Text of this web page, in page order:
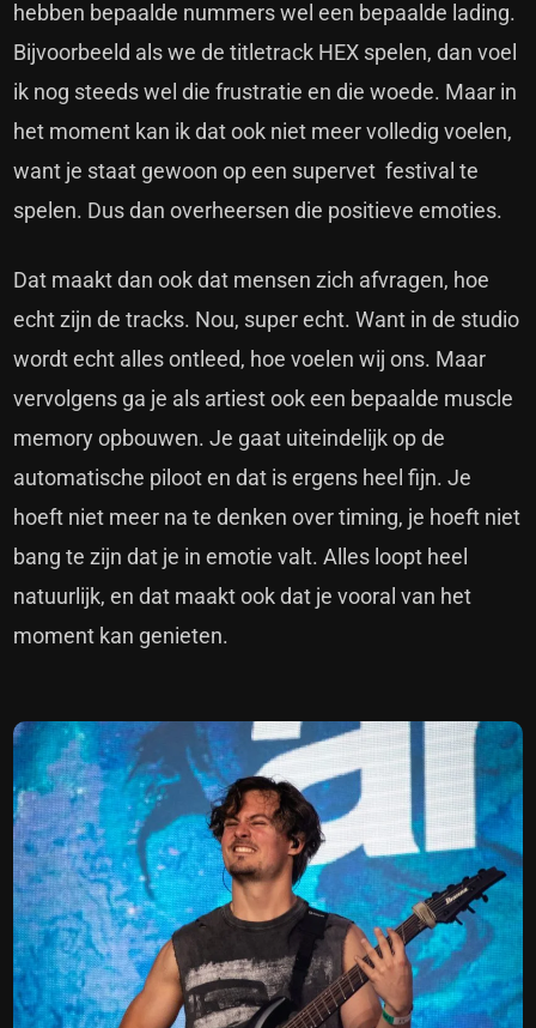
hebben bepaalde nummers wel een bepaalde lading.
Bijvoorbeeld als we de titletrack HEX spelen, dan voel
ik nog steeds wel die frustratie en die woede. Maar in
het moment kan ik dat ook niet meer volledig voelen,
want je staat gewoon op een supervet festival te
spelen. Dus dan overheersen die positieve emoties.
Dat maakt dan ook dat mensen zich afvragen, hoe
echt zijn de tracks. Nou, super echt. Want in de studio
wordt echt alles ontleed, hoe voelen wij ons. Maar
vervolgens ga je als artiest ook een bepaalde muscle
memory opbouwen. Je gaat uiteindelijk op de
automatische piloot en dat is ergens heel fijn. Je
hoeft niet meer na te denken over timing, je hoeft niet
bang te zijn dat je in emotie valt. Alles loopt heel
natuurlijk, en dat maakt ook dat je vooral van het
moment kan genieten.